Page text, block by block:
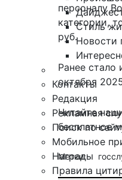
Стиль
Новости
Контакты
Редакция
Рекламная
Поиск по
Мобильное
Награды
Правила
персоналу
категории,
руб.
Ранее стало
октября
Читайте
бесплатное
Метки: